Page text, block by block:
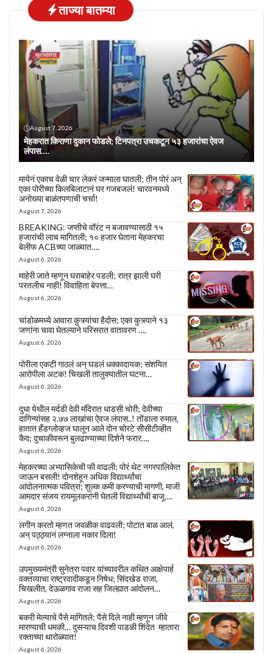
ताज्या बातम्या
August 7, 2026
मेहकरात किराणा दुकान फोडले; टिनपत्रा उचकटून ५३ हजारांचा ऐवज
लंपास….
मायेनं एकाच वेळी चार लेकरं जन्माला घातली; तीन पोरं अन्
एका पोरीच्या किलबिलाटानं घर गजबजलं! चारवनमध्ये
अनोख्या बाळंतपणाची चर्चा!
August 7, 2026
BREAKING: जप्तीचे वॉरंट न बजावण्यासाठी १५
हजारांची लाच मागितली; १० हजार घेताना मेहकरचा
बेलीफ ACBच्या जाळ्यात….
August 6, 2026
माहेरी जाते म्हणून घराबाहेर पडली; रात्र झाली घरी
परतलीच नाही! विवाहिता बेपत्ता…
August 6, 2026
चांडोळमध्ये आवारा कुत्र्यांचा हैदोस; एका कुत्र्याने १३
जणांना चावा घेतल्याने परिसरात वातावरण ….
August 6, 2026
पोरीला एकटी गाठलं अन् घडलं धक्कादायक; संशयित
आरोपीला अटक! चिखली तालुक्यातील घटना…
August 6, 2026
दुधा येथील मर्दडी देवी मंदिरात धाडसी चोरी; देवीच्या
दागिन्यांसह २.७७ लाखांचा ऐवज लंपास..! तोंडाला रुमाल,
हातात हँडग्लोव्हज घालून आले दोन चोरटे सीसीटीव्हीत
कैद; दुचाकीवरून बुलढाण्याच्या दिशेने फरार….
August 6, 2026
मेहकरच्या अभ्यासिकेची फी वाढली; पोरं थेट नगरपालिकेत
जाऊन बसली! दोनशेहून अधिक विद्यार्थ्यांचा
आंदोलनात्मक पवित्रा; शुल्क कमी करण्याची मागणी, माजी
आमदार संजय रायमूलकरांनी घेतली विद्यार्थ्यांची बाजू….
August 6, 2026
लगीन करतो म्हणत जवळीक वाढवली; पोटात बाळ आलं,
अन् पठ्ठ्यानं लग्नाला नकार दिला!
August 6, 2026
उपमुख्यमंत्री सुनेत्रा पवार यांच्यावरील कथित आक्षेपार्ह
वक्तव्याचा राष्ट्रवादीकडून निषेध; सिंदखेड राजा,
चिखलीत, देऊळगाव राजा सह जिल्ह्यात आंदोलन…
August 6, 2026
बकरी मेल्याचे पैसे मागितले; पैसे दिले नाही म्हणून जीवे
मारण्याची धमकी… दुसऱ्याच दिवशी पाडळी शिंदेत म्हातारा
रक्ताच्या थारोळ्यात!
August 6, 2026